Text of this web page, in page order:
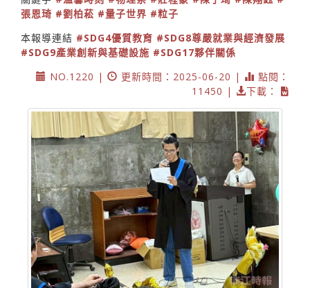
張恩琦 #劉柏菘 #量子世界 #粒子
本報導連結 #SDG4優質教育 #SDG8尊嚴就業與經濟發展
#SDG9產業創新與基礎設施 #SDG17夥伴關係
NO.1220 |
更新時間：2025-06-20 |
點閱：
11450 |
下載：